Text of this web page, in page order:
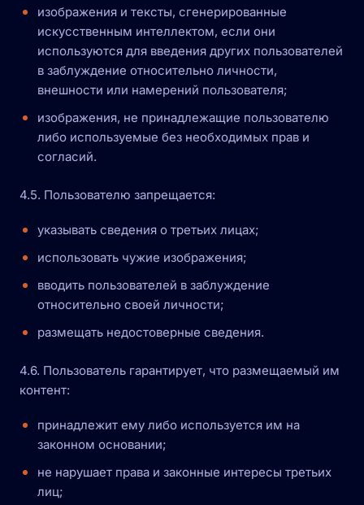
изображения и тексты, сгенерированные
искусственным интеллектом, если они
используются для введения других пользователей
в заблуждение относительно личности,
внешности или намерений пользователя;
изображения, не принадлежащие пользователю
либо используемые без необходимых прав и
согласий.
4.5. Пользователю запрещается:
указывать сведения о третьих лицах;
использовать чужие изображения;
вводить пользователей в заблуждение
относительно своей личности;
размещать недостоверные сведения.
4.6. Пользователь гарантирует, что размещаемый им
контент:
принадлежит ему либо используется им на
законном основании;
не нарушает права и законные интересы третьих
лиц;